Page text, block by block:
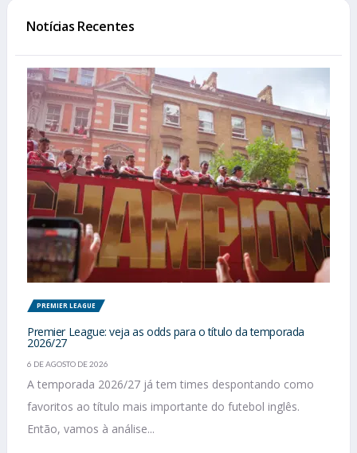
Notícias Recentes
PREMIER LEAGUE
Premier League: veja as odds para o título da temporada
2026/27
6 DE AGOSTO DE 2026
A temporada 2026/27 já tem times despontando como
favoritos ao título mais importante do futebol inglês.
Então, vamos à análise...